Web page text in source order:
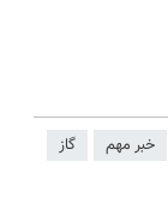
خبر مهم گاز